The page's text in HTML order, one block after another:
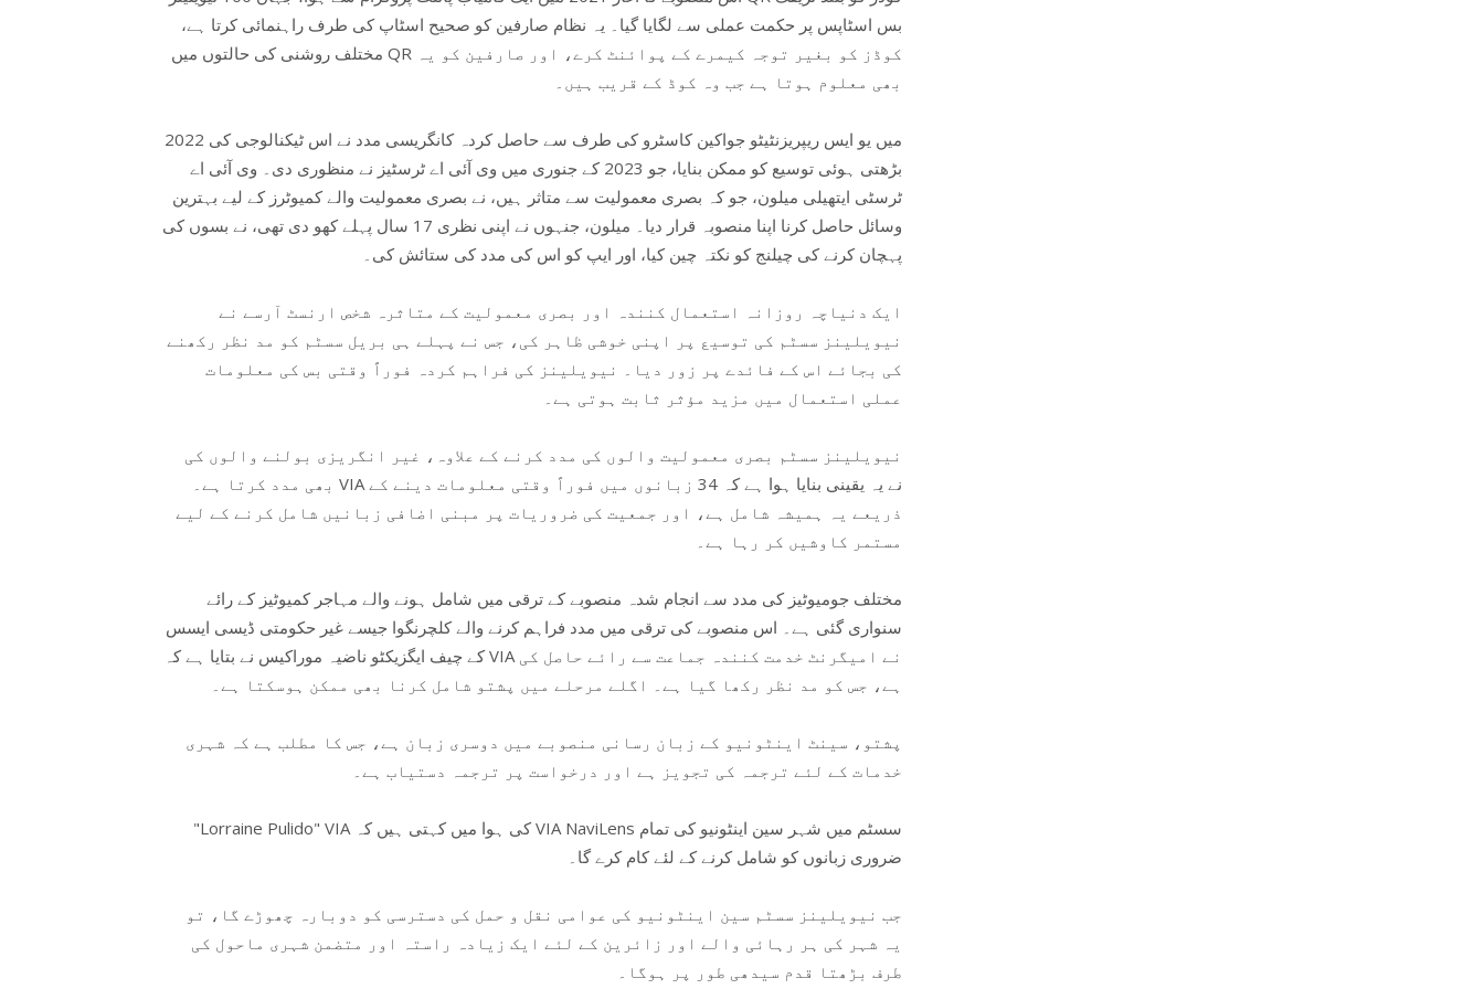
بس اسٹاپس پر حکمت عملی سے لگایا گیا۔ یہ نظام صارفین کو صحیح اسٹاپ کی طرف راہنمائی کرتا ہے،
مختلف روشنی کی حالتوں میں QR کوڈز کو بغیر توجہ کیمرے کے پوائنٹ کرے، اور صارفین کو یہ
بھی معلوم ہوتا ہے جب وہ کوڈ کے قریب ہیں۔
2022 میں یو ایس ریپریزنٹیٹو جواکین کاسٹرو کی طرف سے حاصل کردہ کانگریسی مدد نے اس ٹیکنالوجی کی
بڑھتی ہوئی توسیع کو ممکن بنایا، جو 2023 کے جنوری میں وی آئی اے ٹرسٹیز نے منظوری دی۔ وی آئی اے
ٹرسٹی ایتھیلی میلون، جو کہ بصری معمولیت سے متاثر ہیں، نے بصری معمولیت والے کمیوٹرز کے لیے بہترین
وسائل حاصل کرنا اپنا منصوبہ قرار دیا۔ میلون، جنہوں نے اپنی نظری 17 سال پہلے کھو دی تھی، نے بسوں کی
پہچان کرنے کی چیلنج کو نکتہ چین کیا، اور ایپ کو اس کی مدد کی ستائش کی۔
ایک دنیاچہ روزانہ استعمال کنندہ اور بصری معمولیت کے متاثرہ شخص ارنسٹ آرسے نے
نیویلینز سسٹم کی توسیع پر اپنی خوشی ظاہر کی، جس نے پہلے ہی بریل سسٹم کو مد نظر رکھنے
کی بجائے اس کے فائدے پر زور دیا۔ نیویلینز کی فراہم کردہ فوراً وقتی بس کی معلومات
عملی استعمال میں مزید مؤثر ثابت ہوتی ہے۔
نیویلینز سسٹم بصری معمولیت والوں کی مدد کرنے کے علاوہ، غیر انگریزی بولنے والوں کی
بھی مدد کرتا ہے۔ VIA نے یہ یقینی بنایا ہوا ہے کہ 34 زبانوں میں فوراً وقتی معلومات دینے کے
ذریعے یہ ہمیشہ شامل ہے، اور جمعیت کی ضروریات پر مبنی اضافی زبانیں شامل کرنے کے لیے
مستمر کاوشیں کر رہا ہے۔
مختلف جومیوٹیز کی مدد سے انجام شدہ منصوبے کے ترقی میں شامل ہونے والے مہاجر کمیوٹیز کے رائے
سنواری گئی ہے۔ اس منصوبے کی ترقی میں مدد فراہم کرنے والے کلچرنگوا جیسے غیر حکومتی ڈیسی ایسس
کے چیف ایگزیکٹو ناضیہ موراکیس نے بتایا ہے کہ VIA نے امیگرنٹ خدمت کنندہ جماعت سے رائے حاصل کی
ہے، جس کو مد نظر رکھا گیا ہے۔ اگلے مرحلے میں پشتو شامل کرنا بھی ممکن ہوسکتا ہے۔
پشتو، سینٹ اینٹونیو کے زبان رسانی منصوبے میں دوسری زبان ہے، جس کا مطلب ہے کہ شہری
خدمات کے لئے ترجمہ کی تجویز ہے اور درخواست پر ترجمہ دستیاب ہے۔
"Lorraine Pulido" VIA کی ہوا میں کہتی ہیں کہ VIA NaviLens سسٹم میں شہر سین اینٹونیو کی تمام
ضروری زبانوں کو شامل کرنے کے لئے کام کرے گا۔
جب نیویلینز سسٹم سین اینٹونیو کی عوامی نقل و حمل کی دسترسی کو دوبارہ چھوڑے گا، تو
یہ شہر کی ہر رہائی والے اور زائرین کے لئے ایک زیادہ راستہ اور متضمن شہری ماحول کی
طرف بڑھتا قدم سیدھی طور پر ہوگا۔